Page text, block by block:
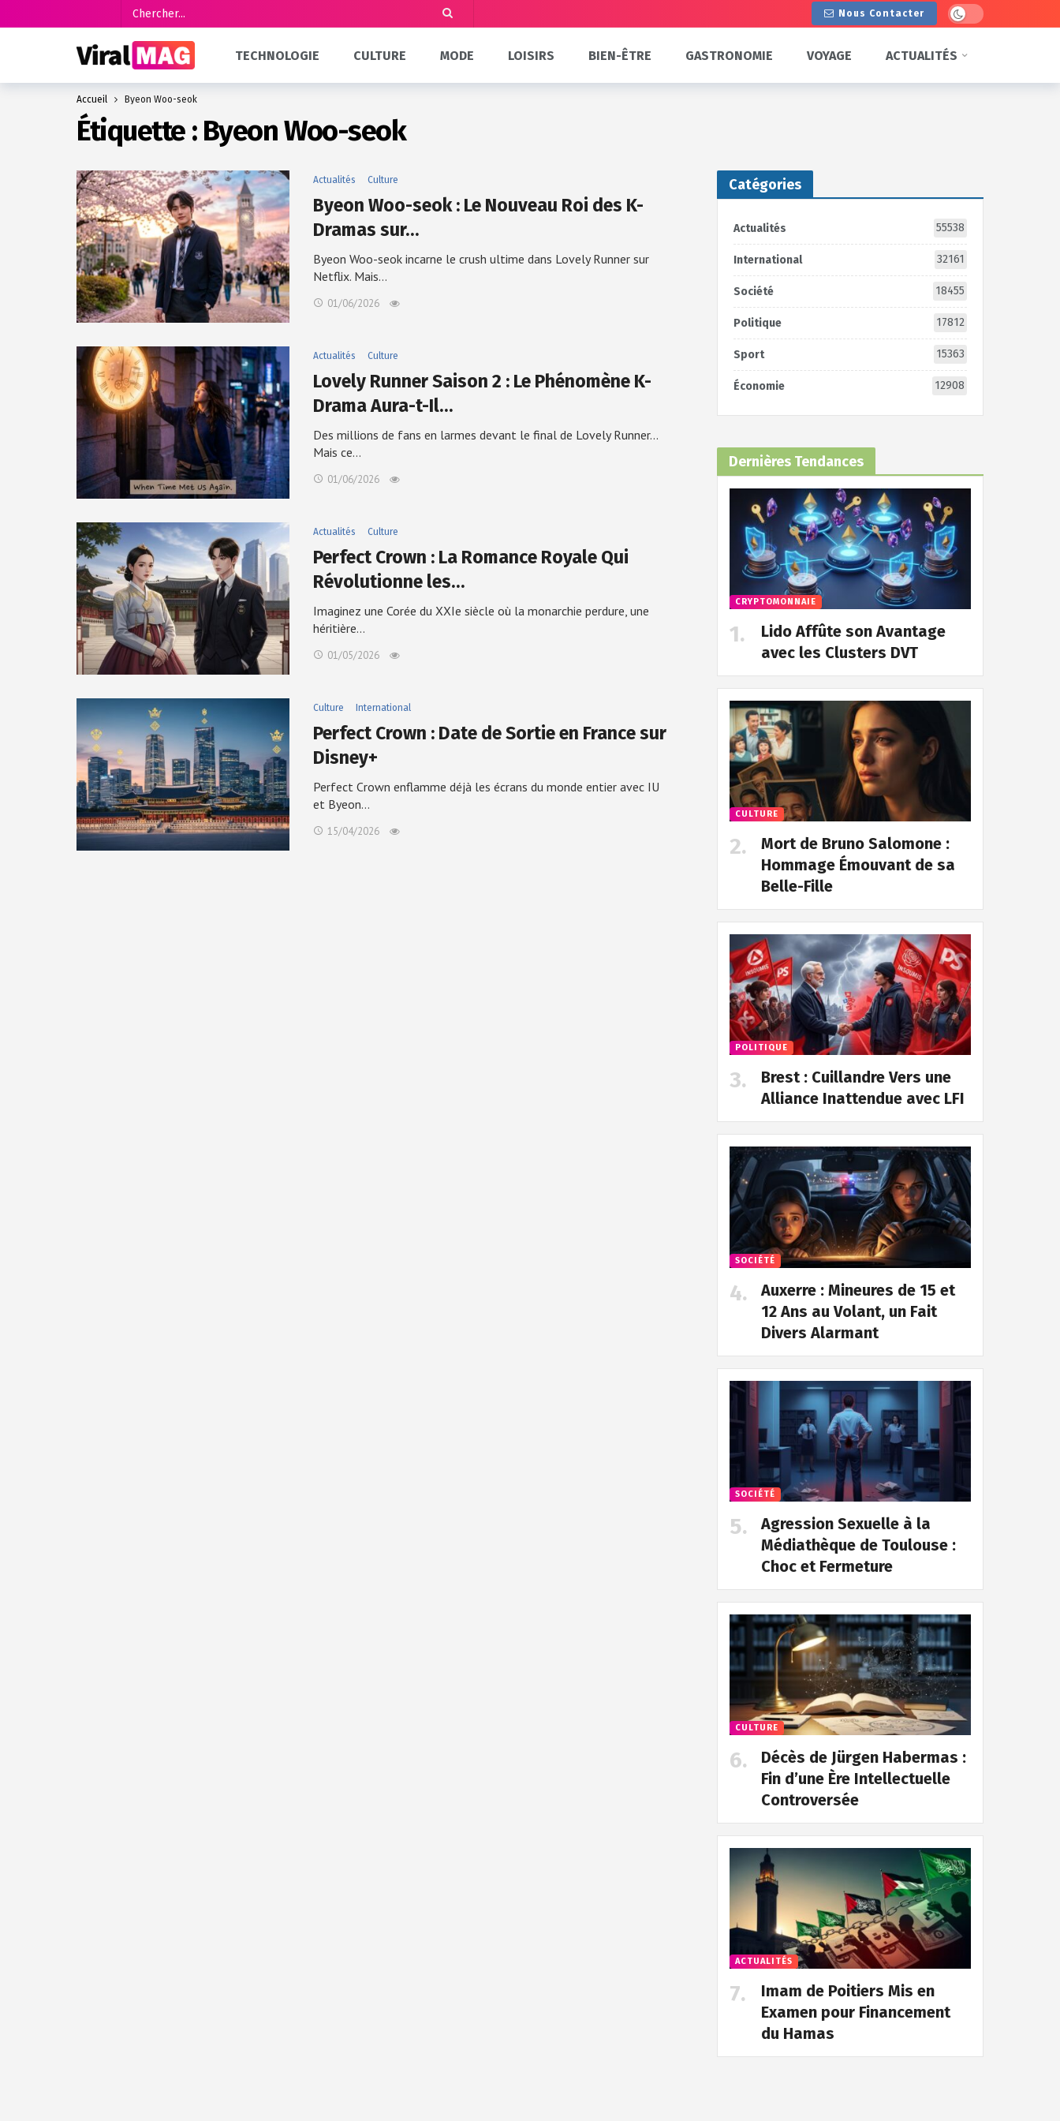
Nous Contacter Dark mode
TECHNOLOGIE CULTURE MODE LOISIRS BIEN-ÊTRE GASTRONOMIE VOYAGE ACTUALITÉS
Accueil Byeon Woo-seok
Étiquette : Byeon Woo-seok
Actualités Culture
Byeon Woo-seok : Le Nouveau Roi des K-
Dramas sur…
Byeon Woo-seok incarne le crush ultime dans Lovely Runner sur
Netflix. Mais…
01/06/2026
Actualités Culture
Lovely Runner Saison 2 : Le Phénomène K-
Drama Aura-t-Il…
Des millions de fans en larmes devant le final de Lovely Runner...
Mais ce…
01/06/2026
Actualités Culture
Perfect Crown : La Romance Royale Qui
Révolutionne les…
Imaginez une Corée du XXIe siècle où la monarchie perdure, une
héritière…
01/05/2026
Culture International
Perfect Crown : Date de Sortie en France sur
Disney+
Perfect Crown enflamme déjà les écrans du monde entier avec IU
et Byeon…
15/04/2026
Catégories
Actualités 55538
International 32161
Société 18455
Politique 17812
Sport 15363
Économie 12908
Dernières Tendances
CRYPTOMONNAIE
Lido Affûte son Avantage
avec les Clusters DVT
CULTURE
Mort de Bruno Salomone :
Hommage Émouvant de sa
Belle-Fille
POLITIQUE
Brest : Cuillandre Vers une
Alliance Inattendue avec LFI
SOCIÉTÉ
Auxerre : Mineures de 15 et
12 Ans au Volant, un Fait
Divers Alarmant
SOCIÉTÉ
Agression Sexuelle à la
Médiathèque de Toulouse :
Choc et Fermeture
CULTURE
Décès de Jürgen Habermas :
Fin d’une Ère Intellectuelle
Controversée
ACTUALITÉS
Imam de Poitiers Mis en
Examen pour Financement
du Hamas